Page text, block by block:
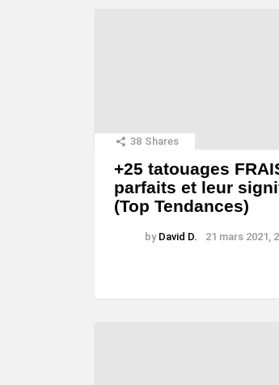
38 Shares
+25 tatouages
parfaits et leur
(Top Tendances)
by David D. 21 mars 2021,